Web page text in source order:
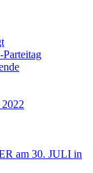
am 30. JULI in